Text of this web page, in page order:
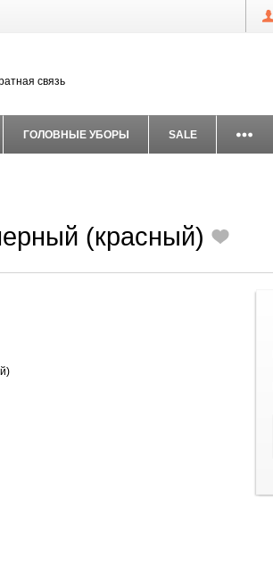
связь
ГОЛОВНЫЕ УБОРЫ SALE
(красный)